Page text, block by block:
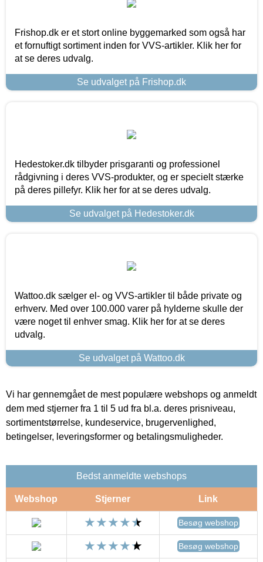
Frishop.dk er et stort online byggemarked som også har
et fornuftigt sortiment inden for VVS-artikler. Klik her for
at se deres udvalg.
Se udvalget på Frishop.dk
Hedestoker.dk tilbyder prisgaranti og professionel
rådgivning i deres VVS-produkter, og er specielt stærke
på deres pillefyr. Klik her for at se deres udvalg.
Se udvalget på Hedestoker.dk
Wattoo.dk sælger el- og VVS-artikler til både private og
erhverv. Med over 100.000 varer på hylderne skulle der
være noget til enhver smag. Klik her for at se deres
udvalg.
Se udvalget på Wattoo.dk
Vi har gennemgået de mest populære webshops og anmeldt
dem med stjerner fra 1 til 5 ud fra bl.a. deres prisniveau,
sortimentstørrelse, kundeservice, brugervenlighed,
betingelser, leveringsformer og betalingsmuligheder.
Bedst anmeldte webshops
Webshop Stjerner Link
Besøg webshop
Besøg webshop